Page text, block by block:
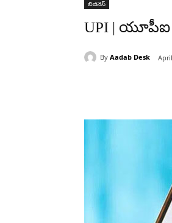
బిజినెస్
UPI | యూపీఐ
By Aadab Desk